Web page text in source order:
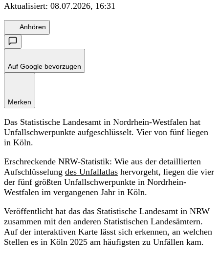
Aktualisiert: 08.07.2026, 16:31
Anhören
Auf Google bevorzugen
Merken
Das Statistische Landesamt in Nordrhein-Westfalen hat
Unfallschwerpunkte aufgeschlüsselt. Vier von fünf liegen
in Köln.
Erschreckende NRW-Statistik: Wie aus der detaillierten
Aufschlüsselung des Unfallatlas hervorgeht, liegen die vier
der fünf größten Unfallschwerpunkte in Nordrhein-
Westfalen im vergangenen Jahr in Köln.
Veröffentlicht hat das das Statistische Landesamt in NRW
zusammen mit den anderen Statistischen Landesämtern.
Auf der interaktiven Karte lässt sich erkennen, an welchen
Stellen es in Köln 2025 am häufigsten zu Unfällen kam.